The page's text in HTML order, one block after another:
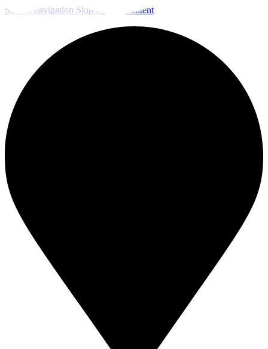
Skip to navigation Skip to main content